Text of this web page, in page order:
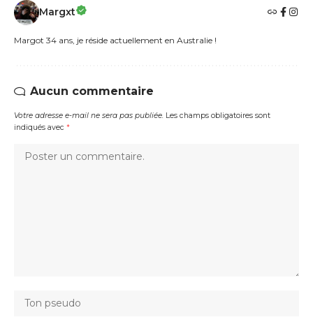
Margxt
Margot 34 ans, je réside actuellement en Australie !
Aucun commentaire
Votre adresse e-mail ne sera pas publiée. Les champs obligatoires sont
indiqués avec *